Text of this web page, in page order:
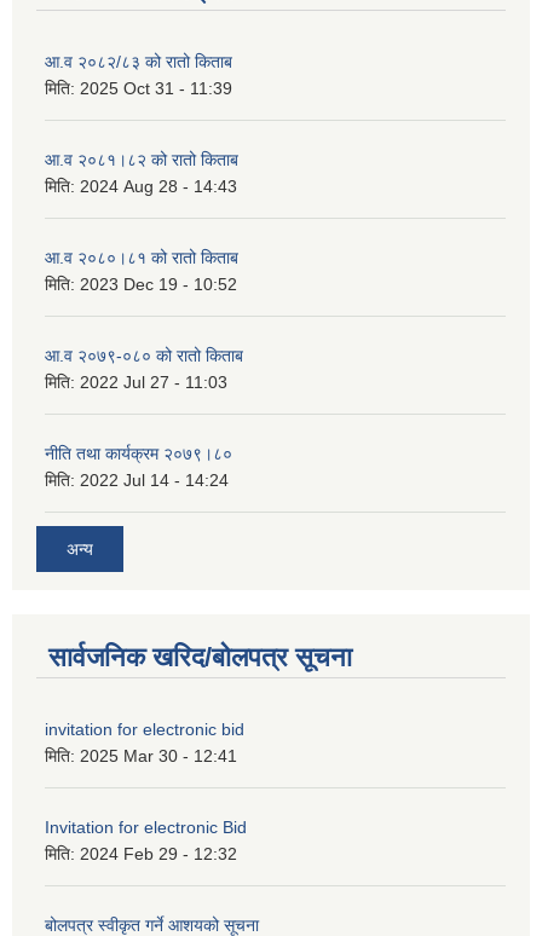
आ.व २०८२/८३ को रातो किताब
मिति: 2025 Oct 31 - 11:39
आ.व २०८१।८२ को रातो किताब
मिति: 2024 Aug 28 - 14:43
आ.व २०८०।८१ को रातो किताब
मिति: 2023 Dec 19 - 10:52
आ.व २०७९-०८० को रातो किताब
मिति: 2022 Jul 27 - 11:03
नीति तथा कार्यक्रम २०७९।८०
मिति: 2022 Jul 14 - 14:24
अन्य
सार्वजनिक खरिद/बोलपत्र सूचना
invitation for electronic bid
मिति: 2025 Mar 30 - 12:41
Invitation for electronic Bid
मिति: 2024 Feb 29 - 12:32
बोलपत्र स्वीकृत गर्ने आशयको सूचना